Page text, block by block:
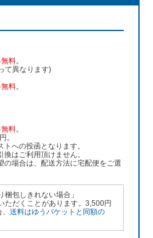
料。
て異なります)
料。
料。
。
への投函となります。
はご利用頂けません。
の場合は、配送方法に宅配便をご選
梱包しきれない場合」
ただくことがあります。3,500円
、送料はゆうパケットと同額の